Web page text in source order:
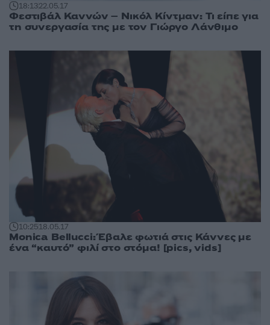
18:1322.05.17
Φεστιβάλ Καννών – Νικόλ Κίντμαν: Τι είπε για
τη συνεργασία της με τον Γιώργο Λάνθιμο
10:2518.05.17
Monica Bellucci: Έβαλε φωτιά στις Κάννες με
ένα “καυτό” φιλί στο στόμα! [pics, vids]